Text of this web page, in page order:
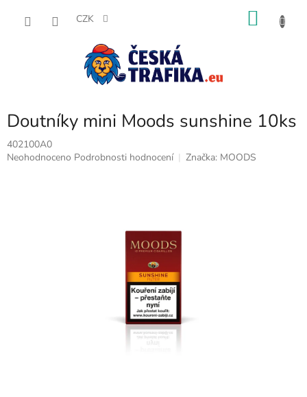
CZK
Doutníky mini Moods sunshine 10ks
402100A0
Průměrné
Neohodnoceno Podrobnosti hodnocení Značka: MOODS